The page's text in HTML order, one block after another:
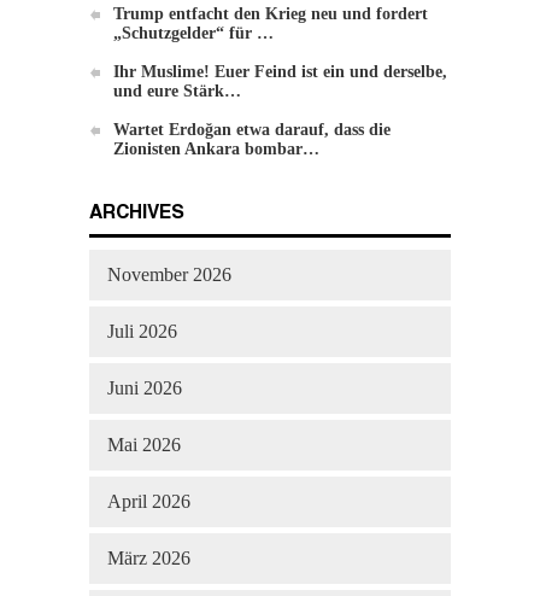
Die Methode von Hizb-ut-Tahrir zur
Veränderung
Trump entfacht den Krieg neu und fordert
„Schutzgelder“ für …
Ihr Muslime! Euer Feind ist ein und derselbe,
und eure Stärk…
Wartet Erdoğan etwa darauf, dass die
Zionisten Ankara bombar…
ARCHIVES
November 2026
Juli 2026
Juni 2026
Mai 2026
April 2026
März 2026